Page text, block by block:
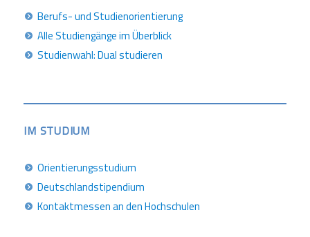
Berufs- und Studienorientierung
Alle Studiengänge im Überblick
Studienwahl: Dual studieren
IM STUDIUM
Orientierungsstudium
Deutschlandstipendium
Kontaktmessen an den Hochschulen